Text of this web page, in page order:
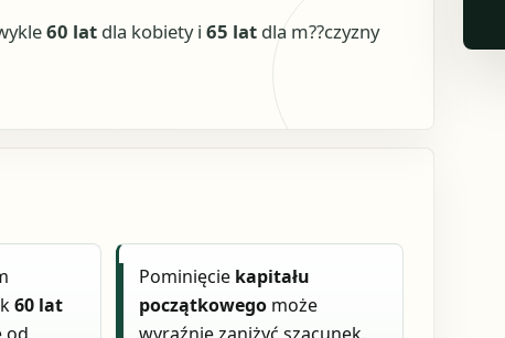
60 latdla kobiety i 65 latdla m??czyzny
60 lat
Pominięcie kapitału
początkowego może